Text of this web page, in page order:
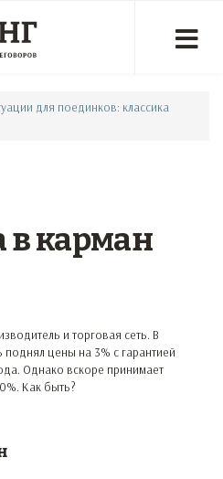
для поединков: классика
в карман
и торговая сеть. В
цены на 3% с гарантией
Однако вскоре принимает
Как быть?